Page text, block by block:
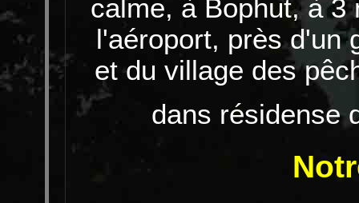
calme, à Bophut, à 3
l'aéroport, près d'un
et du village des
dans résidense